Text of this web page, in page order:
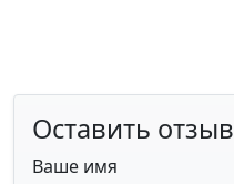
Оставить отзыв
Ваше имя